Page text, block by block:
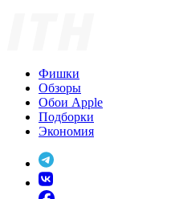
Фишки
Обзоры
Обои Apple
Подборки
Экономия